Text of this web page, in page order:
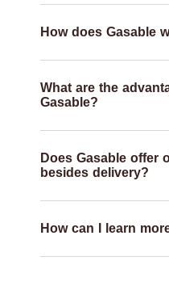
How does Gasable
What are the
Gasable?
Does Gasable offer
besides delivery?
How can I learn